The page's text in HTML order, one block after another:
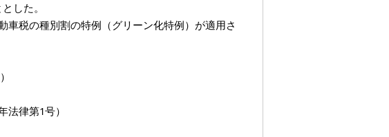
した。
税の種別割の特例（グリーン化特例）が適用さ
律第1号）